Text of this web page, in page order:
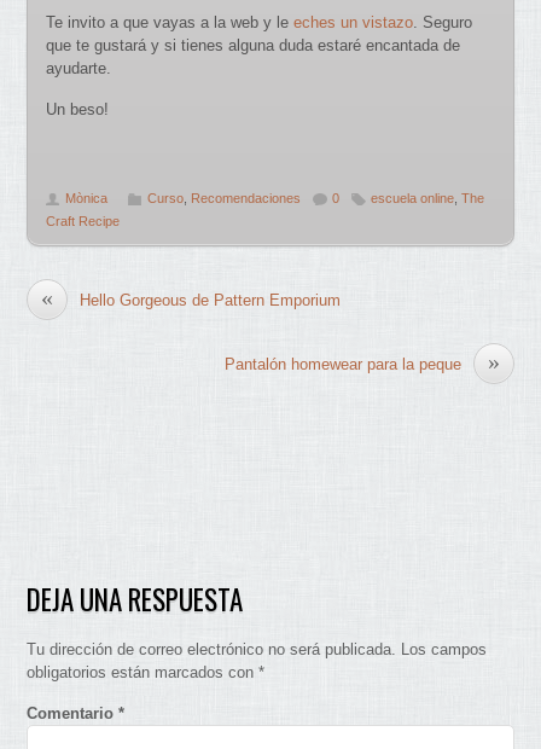
Te invito a que vayas a la web y leeches un vistazo . Seguro
que te gustará y si tienes alguna duda estaré encantada de
ayudarte.
Un beso!
Mònica Curso Recomendaciones 0 escuela online ,The
Craft Recipe
« Hello Gorgeous de Pattern Emporium
»
Pantalón homewear para la peque
DEJA UNA RESPUESTA
Tu dirección de correo electrónico no será publicada. Los campos
obligatorios están marcados con*
Comentario*